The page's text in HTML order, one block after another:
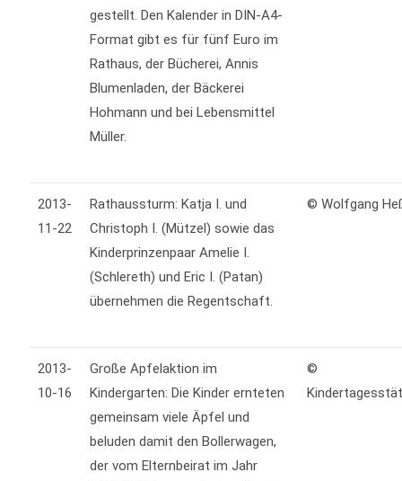
gestellt. Den Kalender in DIN-A4-
Format gibt es für fünf Euro im
Rathaus, der Bücherei, Annis
Blumenladen, der Bäckerei
Hohmann und bei Lebensmittel
Müller.
2013-
11-22
Rathaussturm: Katja I. und
Christoph I. (Mützel) sowie das
Kinderprinzenpaar Amelie I.
(Schlereth) und Eric I. (Patan)
übernehmen die Regentschaft.
© Wolfgang
2013-
10-16
Große Apfelaktion im
Kindergarten: Die Kinder ernteten
gemeinsam viele Äpfel und
beluden damit den Bollerwagen,
der vom Elternbeirat im Jahr
©